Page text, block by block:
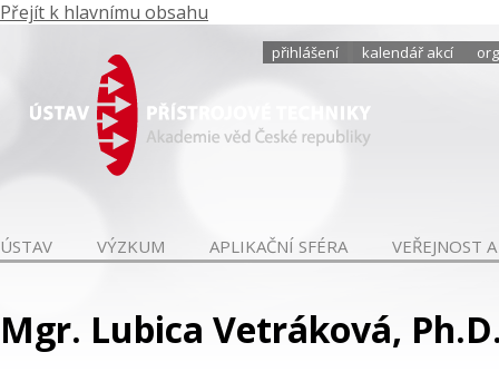
Přejít k hlavnímu obsahu
přihlášení kalendář akcí
ÚSTAV VÝZKUM APLIKAČNÍ SFÉRA VEŘEJNOST
Mgr. Lubica Vetráková,